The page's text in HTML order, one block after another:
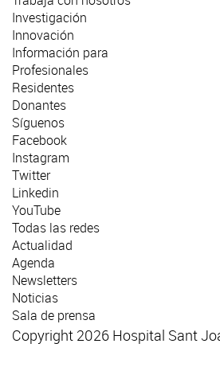
Investigación
Innovación
Información para
Profesionales
Residentes
Donantes
Síguenos
Facebook
Instagram
Twitter
Linkedin
YouTube
Todas las redes
Actualidad
Agenda
Newsletters
Noticias
Sala de prensa
Copyright 2026 Hospital Sant